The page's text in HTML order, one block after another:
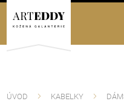
ÚVOD KABELKY